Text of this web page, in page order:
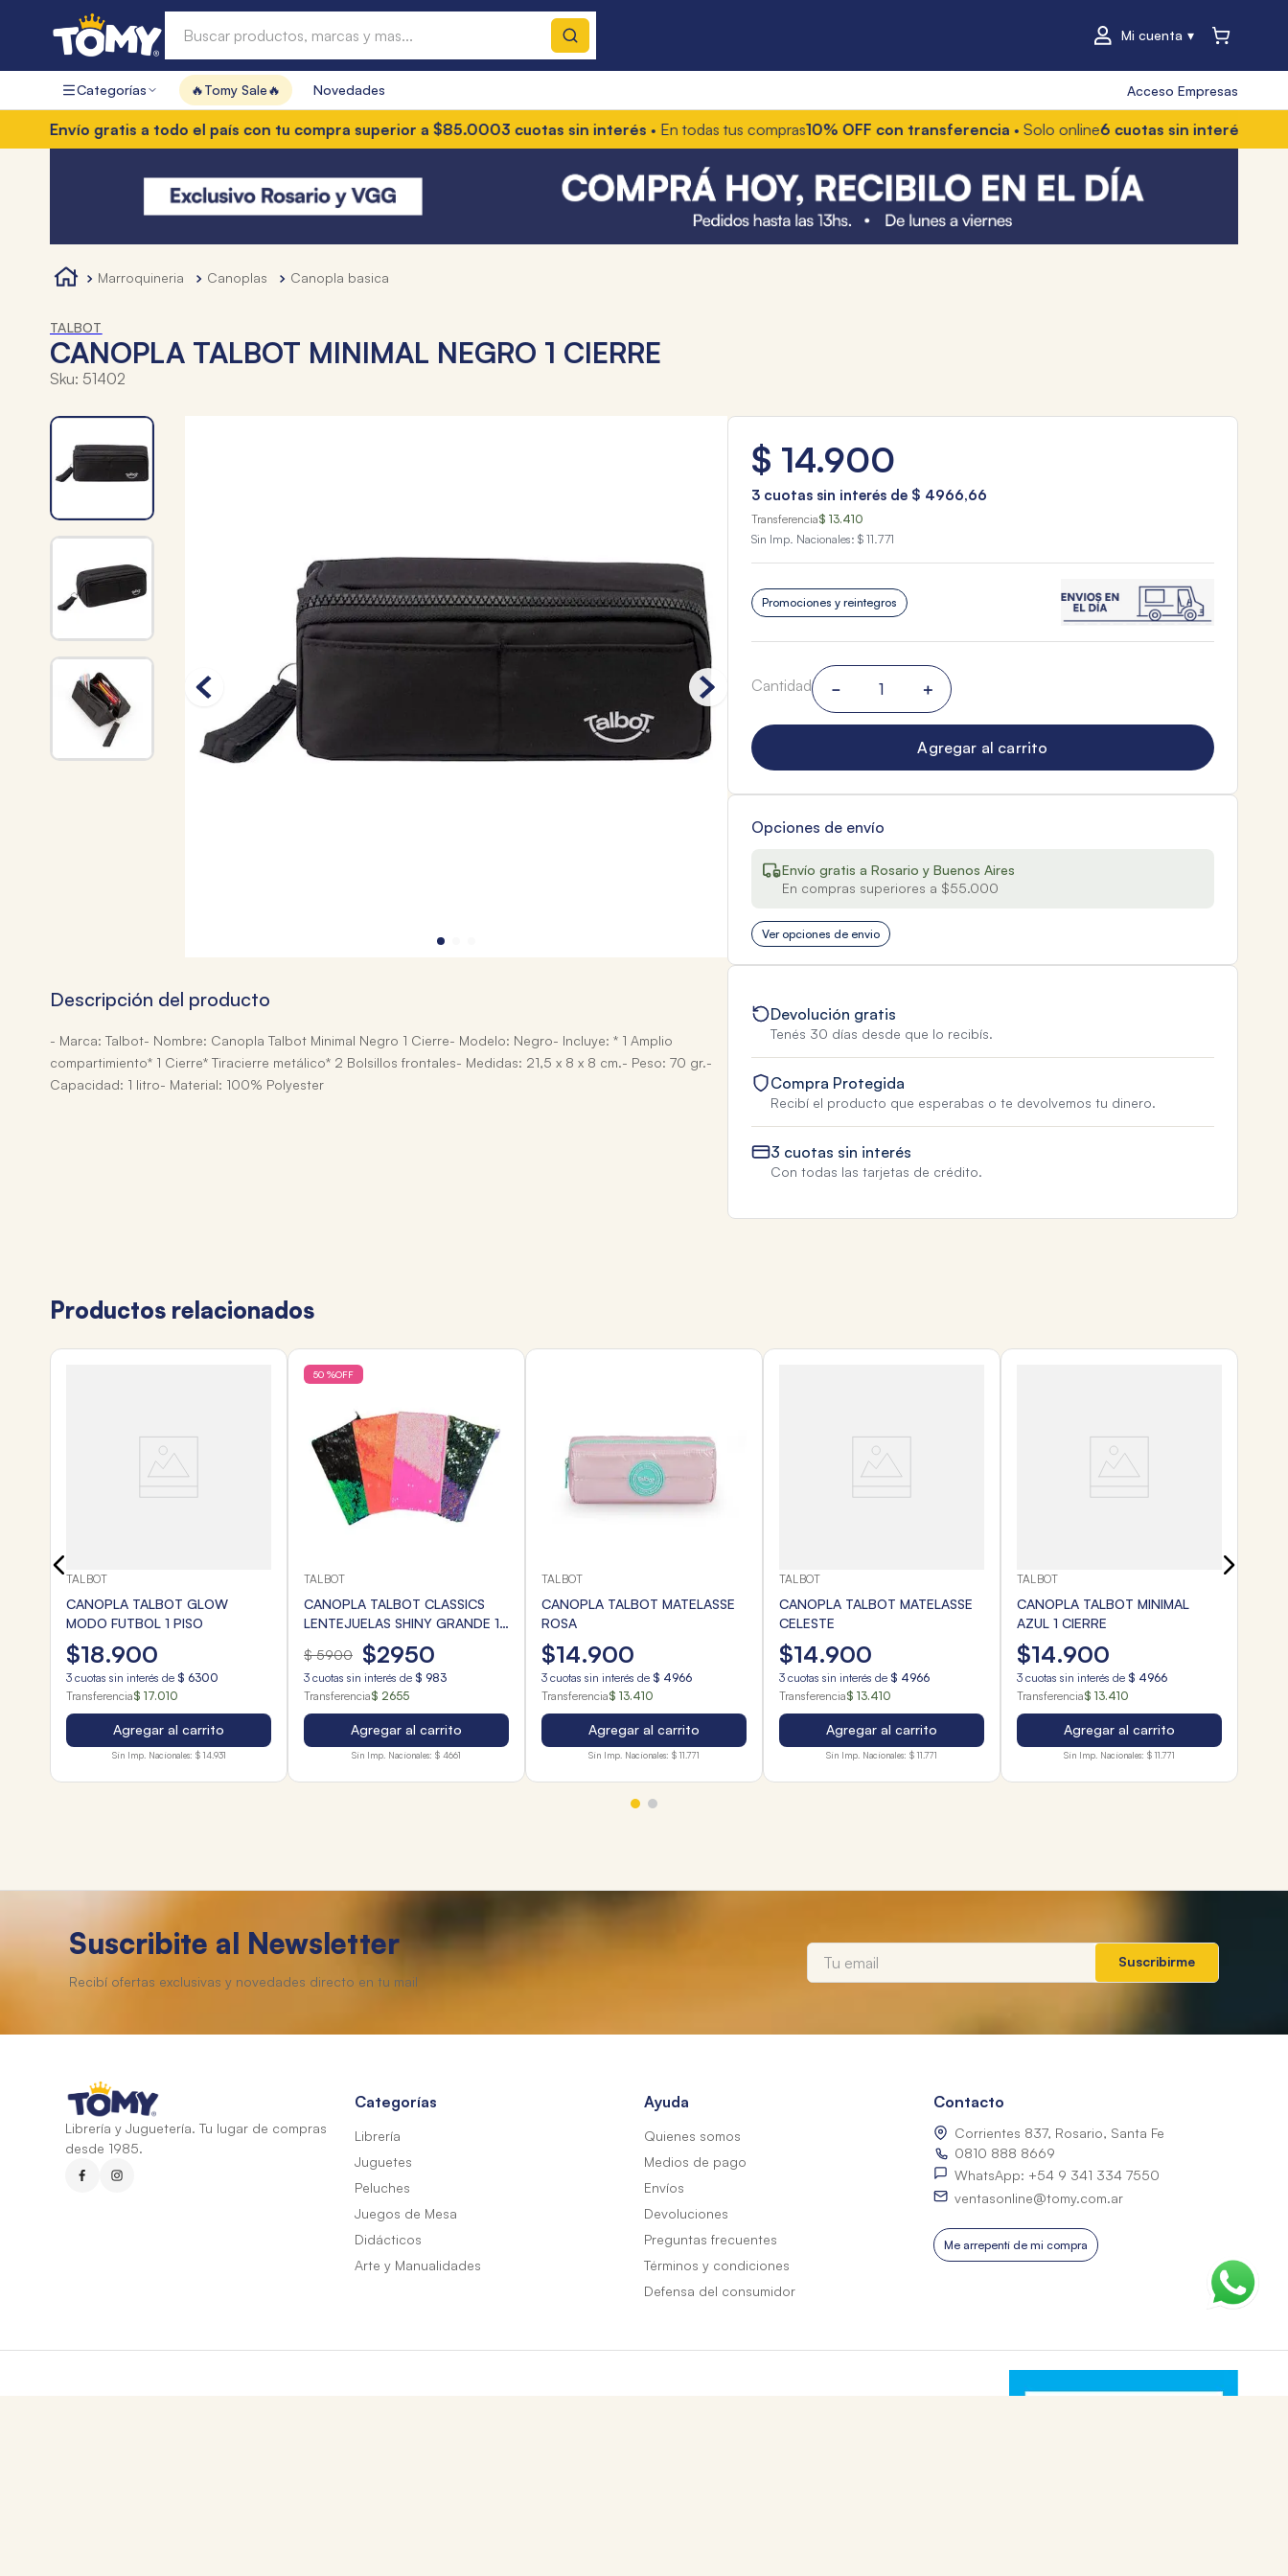
Mi cuenta
Categorías 🔥Tomy Sale🔥 Novedades Acceso Empresas
Envío gratis a todo el país con tu compra superior a $85.0003 cuotas sin interés• En todas tus compras10% OFF con transferencia• Solo online6 cuotas sin interés• Con
marroquineria canoplas canopla basica
TALBOT
CANOPLA TALBOT MINIMAL NEGRO 1 CIERRE
Sku: 51402
Descripción del producto
- Marca: Talbot- Nombre: Canopla Talbot Minimal Negro 1 Cierre- Modelo: Negro- Incluye: * 1 Amplio
compartimiento* 1 Cierre* Tiracierre metálico* 2 Bolsillos frontales- Medidas: 21,5 x 8 x 8 cm.- Peso: 70 gr.-
Capacidad: 1 litro- Material: 100% Polyester
$ 14.900
3cuotas sin interés de $ 4966,66
Transferencia$ 13.410
Sin Imp. Nacionales: $ 11.771
Promociones y reintegros
Cantidad ＋
－
Agregar al carrito
Opciones de envío
Envío gratis a Rosario y Buenos Aires
En compras superiores a $55.000
Ver opciones de envio
Devolución gratis
Tenés 30 días desde que lo recibís.
Compra Protegida
Recibí el producto que esperabas o te devolvemos tu dinero.
3 cuotas sin interés
Con todas las tarjetas de crédito.
Productos relacionados
TALBOT
CANOPLA TALBOT GLOW
MODO FUTBOL 1 PISO
$18.900
3 cuotas sin interés de $ 6300
Transferencia$ 17.010
Agregar al carrito
Sin Imp. Nacionales: $ 14.931
50 %OFF
TALBOT
CANOPLA TALBOT CLASSICS
LENTEJUELAS SHINY GRANDE 1
$ 5900 $2950
3 cuotas sin interés de $ 983
Transferencia$ 2655
Agregar al carrito
Sin Imp. Nacionales: $ 4661
TALBOT
CANOPLA TALBOT MATELASSE
ROSA
$14.900
3 cuotas sin interés de $ 4966
Transferencia$ 13.410
Agregar al carrito
Sin Imp. Nacionales: $ 11.771
TALBOT
CANOPLA TALBOT MATELASSE
CELESTE
$14.900
3 cuotas sin interés de $ 4966
Transferencia$ 13.410
Agregar al carrito
Sin Imp. Nacionales: $ 11.771
TALBOT
CANOPLA TALBOT MINIMAL
AZUL 1 CIERRE
$14.900
3 cuotas sin interés de $ 4966
Transferencia$ 13.410
Agregar al carrito
Sin Imp. Nacionales: $ 11.771
Suscribite al Newsletter
Suscribirme
Librería y Juguetería. Tu lugar de compras
desde 1985.
Categorías
Librería
Juguetes
Peluches
Juegos de Mesa
Didácticos
Arte y Manualidades
Ayuda
Quienes somos
Medios de pago
Envíos
Devoluciones
Preguntas frecuentes
Términos y condiciones
Defensa del consumidor
Contacto
Corrientes 837, Rosario, Santa Fe
0810 888 8669
WhatsApp: +54 9 341 334 7550
ventasonline@tomy.com.ar
Me arrepentí de mi compra
Términos más buscados
1.
hot wheels
mochilas
toy story
4. marcadores